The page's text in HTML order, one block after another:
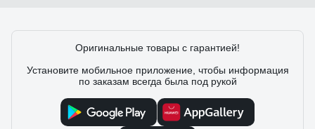
Оригинальные товары с гарантией!
Установите мобильное приложение, чтобы информация
по заказам всегда была под рукой